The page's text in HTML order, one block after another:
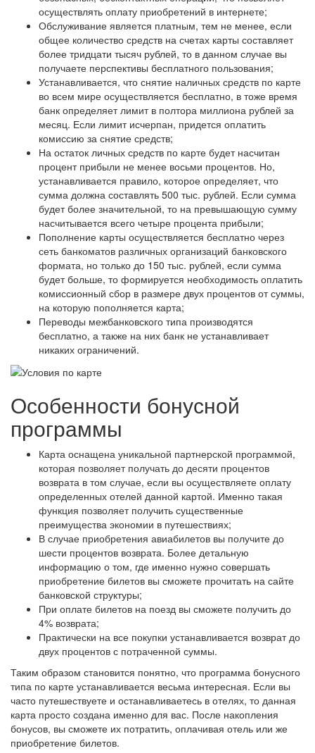
осуществлять оплату приобретений в интернете;
Обслуживание является платным, тем не менее, если
общее количество средств на счетах карты составляет
более тридцати тысяч рублей, то в данном случае вы
получаете перспективы бесплатного пользования;
Устанавливается, что снятие наличных средств по карте
во всем мире осуществляется бесплатно, в тоже время
банк определяет лимит в полтора миллиона рублей за
месяц. Если лимит исчерпан, придется оплатить
комиссию за снятие средств;
На остаток личных средств по карте будет насчитан
процент прибыли не менее восьми процентов. Но,
устанавливается правило, которое определяет, что
сумма должна составлять 500 тыс. рублей. Если сумма
будет более значительной, то на превышающую сумму
насчитывается всего четыре процента прибыли;
Пополнение карты осуществляется бесплатно через
сеть банкоматов различных организаций банковского
формата, но только до 150 тыс. рублей, если сумма
будет больше, то формируется необходимость оплатить
комиссионный сбор в размере двух процентов от суммы,
на которую пополняется карта;
Переводы межбанковского типа производятся
бесплатно, а также на них банк не устанавливает
никаких ограничений.
Особенности бонусной
программы
Карта оснащена уникальной партнерской программой,
которая позволяет получать до десяти процентов
возврата в том случае, если вы осуществляете оплату
определенных отелей данной картой. Именно такая
функция позволяет получить существенные
преимущества экономии в путешествиях;
В случае приобретения авиабилетов вы получите до
шести процентов возврата. Более детальную
информацию о том, где именно нужно совершать
приобретение билетов вы сможете прочитать на сайте
банковской структуры;
При оплате билетов на поезд вы сможете получить до
4% возврата;
Практически на все покупки устанавливается возврат до
двух процентов с потраченной суммы.
Таким образом становится понятно, что программа бонусного
типа по карте устанавливается весьма интересная. Если вы
часто путешествуете и останавливаетесь в отелях, то данная
карта просто создана именно для вас. После накопления
бонусов, вы сможете их потратить, оплачивая отель или же
приобретение билетов.